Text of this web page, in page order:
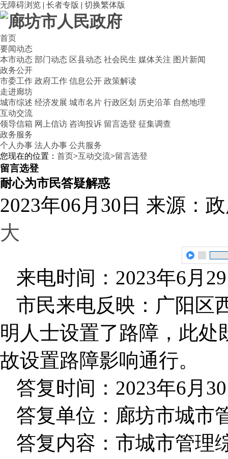
无障碍浏览 | 长者专版 | 切换繁体版
首页
要闻动态
本市动态 部门动态 区县动态 社会民生 媒体关注 图片新闻
政务公开
市委工作 政府工作 信息公开 政策解读
走进廊坊
城市综述 经济发展 城市名片 行政区划 历史沿革 自然地理
互动交流
领导信箱 网上信访 咨询投诉 留言选登 征集调查
政务服务
个人办事 法人办事 公共服务
您现在的位置： 首页>互动交流>留言选登
留言选登
耐心为市民答疑解惑
2023年06月30日 来源：
大
来电时间：2023年6月
市民来电反映：广阳区
明人士设置了路障，此
故设置路障影响通行。
答复时间：2023年6月
答复单位：廊坊市城市
答复内容：市城市管理